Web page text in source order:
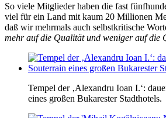
So viele Mitglieder haben die fast
viel für ein Land mit kaum 20 Millionen
daß wir mehrmals auch selbstkritische
mehr auf die Qualität und weniger auf die
Tempel der ‚Alexandru Ioan I.‘:
eines großen Bukarester Stadthotels.